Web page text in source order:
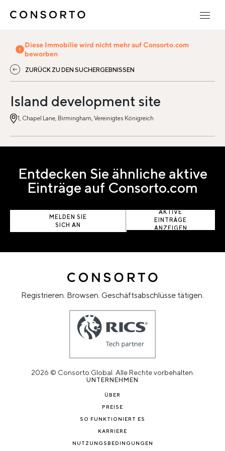
Diese Immobilie wird nicht mehr auf Consorto.com
beworben
ZURÜCK ZU DEN SUCHERGEBNISSEN
Island development site
1, Chapel Lane, Birmingham, Vereinigtes Königreich
Entdecken Sie ähnliche aktive
Einträge auf Consorto.com
MELDEN SIE
SICH AN
AKTIVE
EINTRÄGE
ANZEIGEN
Registrieren. Browsen. Geschäftsabschlüsse tätigen.
2026 © Consorto Global. Alle Rechte vorbehalten.
UNTERNEHMEN
ÜBER
PREISE
SO FUNKTIONIERT ES
KARRIERE
NUTZUNGSBEDINGUNGEN